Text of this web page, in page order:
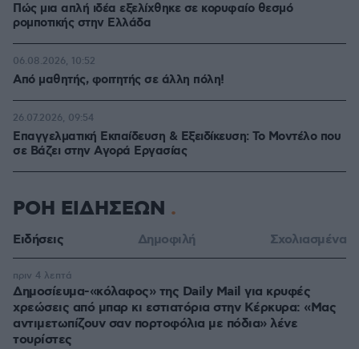
Πώς μια απλή ιδέα εξελίχθηκε σε κορυφαίο θεσμό
ρομποτικής στην Ελλάδα
Από μαθητής, φοιτητής σε άλλη πόλη!
06.08.2026, 10:52
Επαγγελματική Εκπαίδευση & Εξειδίκευση: Το Mοντέλο που
σε Bάζει στην Aγορά Eργασίας
26.07.2026, 09:54
ΡΟΗ ΕΙΔΗΣΕΩΝ
Ειδήσεις Δημοφιλή Σχολιασμένα
Δημοσίευμα-«κόλαφος» της Daily Mail για κρυφές
χρεώσεις από μπαρ κι εστιατόρια στην Κέρκυρα: «Μας
αντιμετωπίζουν σαν πορτοφόλια με πόδια» λένε
τουρίστες
πριν 4 λεπτά